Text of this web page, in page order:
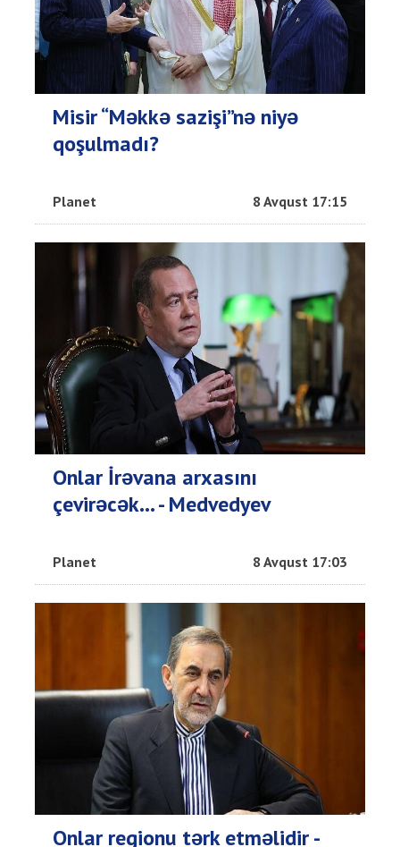
Misir “Məkkə sazişi”nə niyə
qoşulmadı?
Planet 8 Avqust 17:15
Onlar İrəvana arxasını
çevirəcək... - Medvedyev
Planet 8 Avqust 17:03
Onlar regionu tərk etməlidir -